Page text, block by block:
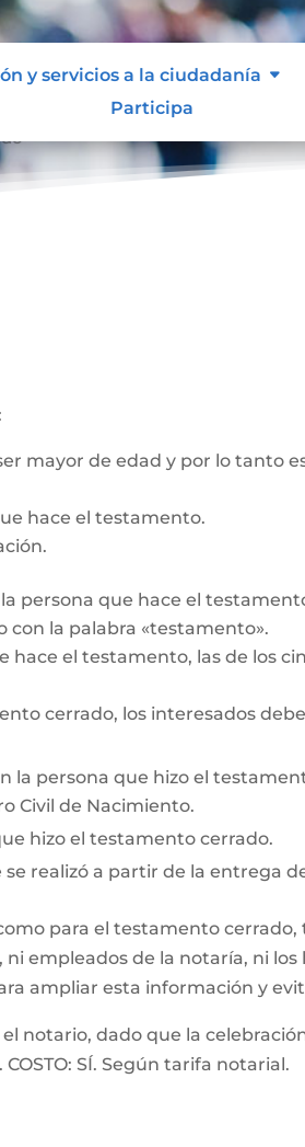
y servicios a la ciudadanía
Participa
mayor de edad y por lo tanto
hace el testamento.
persona que hace el
con la palabra «testamento».
el testamento, las de los
cerrado, los interesados
la persona que hizo el
Civil de Nacimiento.
hizo el testamento cerrado.
realizó a partir de la entrega
para el testamento
empleados de la notaría, ni
ampliar esta información y
el notario, dado que la
SÍ. Según tarifa notarial.